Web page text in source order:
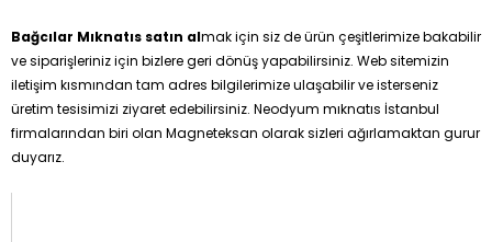
Bağcılar Mıknatıs satın almak için siz de ürün çeşitlerimize bakabilir
ve siparişleriniz için bizlere geri dönüş yapabilirsiniz. Web sitemizin
iletişim kısmından tam adres bilgilerimize ulaşabilir ve isterseniz
üretim tesisimizi ziyaret edebilirsiniz. Neodyum mıknatıs İstanbul
firmalarından biri olan Magneteksan olarak sizleri ağırlamaktan gurur
duyarız.